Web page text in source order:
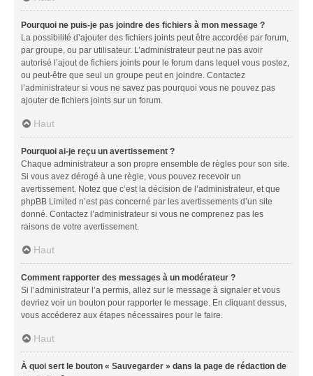
Pourquoi ne puis-je pas joindre des fichiers à mon message ?
La possibilité d’ajouter des fichiers joints peut être accordée par forum,
par groupe, ou par utilisateur. L’administrateur peut ne pas avoir
autorisé l’ajout de fichiers joints pour le forum dans lequel vous postez,
ou peut-être que seul un groupe peut en joindre. Contactez
l’administrateur si vous ne savez pas pourquoi vous ne pouvez pas
ajouter de fichiers joints sur un forum.
Haut
Pourquoi ai-je reçu un avertissement ?
Chaque administrateur a son propre ensemble de règles pour son site.
Si vous avez dérogé à une règle, vous pouvez recevoir un
avertissement. Notez que c’est la décision de l’administrateur, et que
phpBB Limited n’est pas concerné par les avertissements d’un site
donné. Contactez l’administrateur si vous ne comprenez pas les
raisons de votre avertissement.
Haut
Comment rapporter des messages à un modérateur ?
Si l’administrateur l’a permis, allez sur le message à signaler et vous
devriez voir un bouton pour rapporter le message. En cliquant dessus,
vous accéderez aux étapes nécessaires pour le faire.
Haut
À quoi sert le bouton « Sauvegarder » dans la page de rédaction de